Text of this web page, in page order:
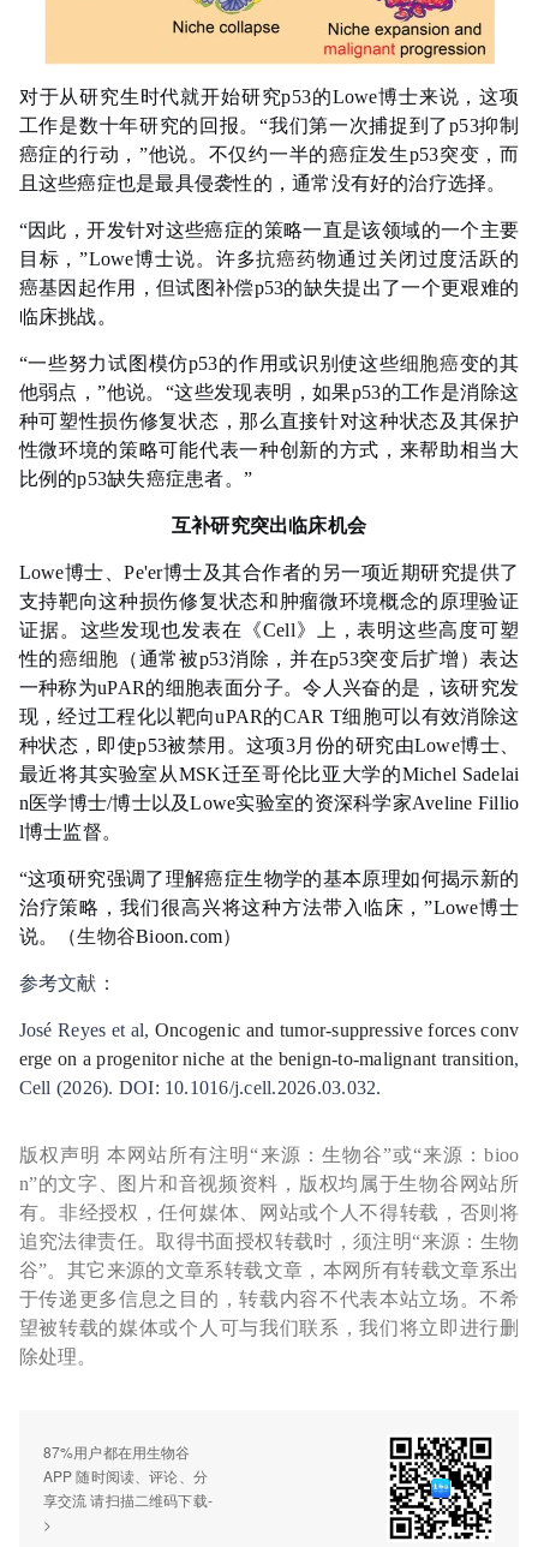
对于从研究生时代就开始研究p53的Lowe博士来说，这项
工作是数十年研究的回报。“我们第一次捕捉到了p53抑制
癌症的行动，”他说。不仅约一半的癌症发生p53突变，而
且这些癌症也是最具侵袭性的，通常没有好的治疗选择。
“因此，开发针对这些癌症的策略一直是该领域的一个主要
目标，”Lowe博士说。许多抗癌药物通过关闭过度活跃的
癌基因起作用，但试图补偿p53的缺失提出了一个更艰难的
临床挑战。
“一些努力试图模仿p53的作用或识别使这些细胞癌变的其
他弱点，”他说。“这些发现表明，如果p53的工作是消除这
种可塑性损伤修复状态，那么直接针对这种状态及其保护
性微环境的策略可能代表一种创新的方式，来帮助相当大
比例的p53缺失癌症患者。”
互补研究突出临床机会
Lowe博士、Pe'er博士及其合作者的另一项近期研究提供了
支持靶向这种损伤修复状态和肿瘤微环境概念的原理验证
证据。这些发现也发表在《Cell》上，表明这些高度可塑
性的癌细胞 （通常被p53消除，并在p53突变后扩增）表达
一种称为uPAR的细胞表面分子。令人兴奋的是，该研究发
现，经过工程化以靶向uPAR的CAR T细胞可以有效消除这
种状态，即使p53被禁用。这项3月份的研究由Lowe博士、
最近将其实验室从MSK迁至哥伦比亚大学的Michel Sadelai
n医学博士/博士以及Lowe实验室的资深科学家Aveline Fillio
l博士监督。
“这项研究强调了理解癌症生物学的基本原理如何揭示新的
治疗策略，我们很高兴将这种方法带入临床，”Lowe博士
说。（生物谷Bioon.com）
参考文献：
José Reyes et al, Oncogenic and tumor-suppressive forces conv
erge on a progenitor niche at the benign-to-malignant transition,
Cell (2026). DOI: 10.1016/j.cell.2026.03.032.
版权声明 本网站所有注明“来源：生物谷”或“来源：bioo
n”的文字、图片和音视频资料，版权均属于生物谷网站所
有。非经授权，任何媒体、网站或个人不得转载，否则将
追究法律责任。取得书面授权转载时，须注明“来源：生物
谷”。其它来源的文章系转载文章，本网所有转载文章系出
于传递更多信息之目的，转载内容不代表本站立场。不希
望被转载的媒体或个人可与我们联系，我们将立即进行删
除处理。
87%用户都在用生物谷
APP 随时阅读、评论、分
享交流 请扫描二维码下载-
>